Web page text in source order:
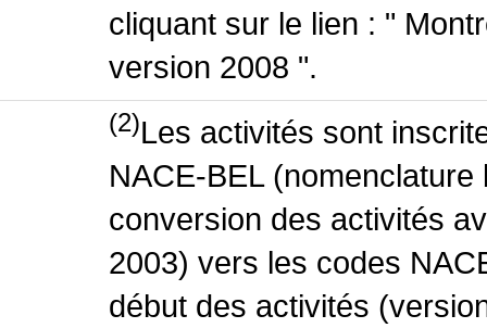
cliquant sur le lien : "
version 2008 ".
(2)Les activités sont
NACE-BEL
conversion des activités
2003) vers les codes
début des activités